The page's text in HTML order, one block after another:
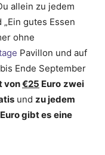
allein zu jedem
gutes Essen
ohne
Pavillon und auf
Ende September
von€25 Euro zwei
und zu jedem
Euro gibt es eine